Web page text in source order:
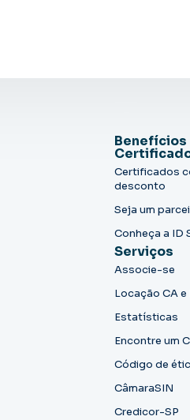
Benefícios
Certificados
desconto
Seja um
Conheça a ID
Serviços
Associe-se
Locação CA
Estatísticas
Encontre um
Código de
CâmaraSIN
Credicor-SP